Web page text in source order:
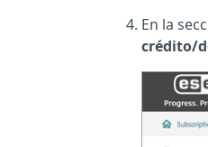
En la
crédito/